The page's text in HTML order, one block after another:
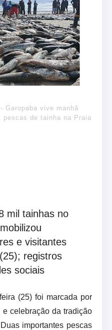
Garopaba vive manhã
pescas de tainha na Praia
mil tainhas no
e visitantes
registros
sociais
(25) foi marcada por
celebração da tradição
importantes pescas